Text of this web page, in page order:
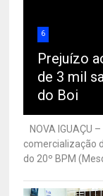
6
Prejuízo
de 3 mil
do Boi
NOVA IGUAÇU
comercialização
do 20º BPM